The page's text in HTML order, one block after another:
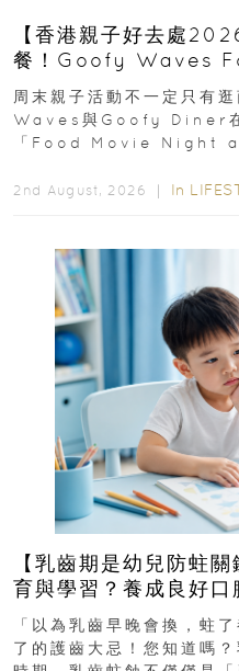
【香港親子好去處
餐！Goofy Waves
外影院逢週末登場
周末親子活動不一定只有
Waves與Goofy Diner
「Food Movie Night
2nd August, 2026 ｜ In
【乳齒期是幼兒防蛀
育與學習？養成良好口腔習慣，
瑯質 兒童牙膏防護指南
「以為乳齒早晚會換，蛀
了的護齒大忌！您知道嗎